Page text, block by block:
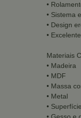
•
• Sistema
• Design
•
Materiais
• Madeira
• MDF
• Massa
• Metal
•